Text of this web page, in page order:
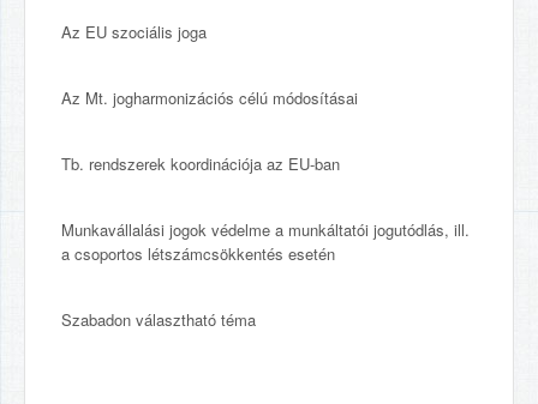
Az EU szociális joga
Az Mt. jogharmonizációs célú módosításai
Tb. rendszerek koordinációja az EU-ban
Munkavállalási jogok védelme a munkáltatói jogutódlás, ill.
a csoportos létszámcsökkentés esetén
Szabadon választható téma